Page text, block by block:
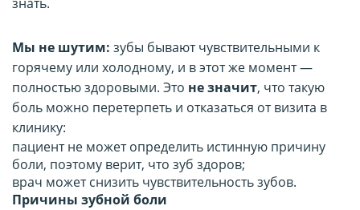
Мы не шутим: зубы бывают чувствительными к
горячему или холодному, и в этот же момент —
полностью здоровыми. Это не значит, что такую ​​
боль можно перетерпеть и отказаться от визита в
клинику:
пациент не может определить истинную причину
боли, поэтому верит, что зуб здоров;
врач может снизить чувствительность зубов.
Причины зубной боли